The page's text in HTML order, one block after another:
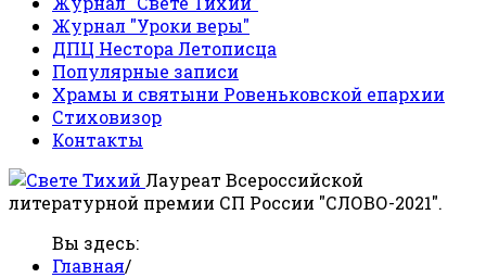
Журнал "Уроки веры"
ДПЦ Нестора Летописца
Популярные записи
Храмы и святыни Ровеньковской епархии
Стиховизор
Контакты
Лауреат Всероссийской
литературной премии СП России "СЛОВО-2021".
Вы здесь:
Главная/